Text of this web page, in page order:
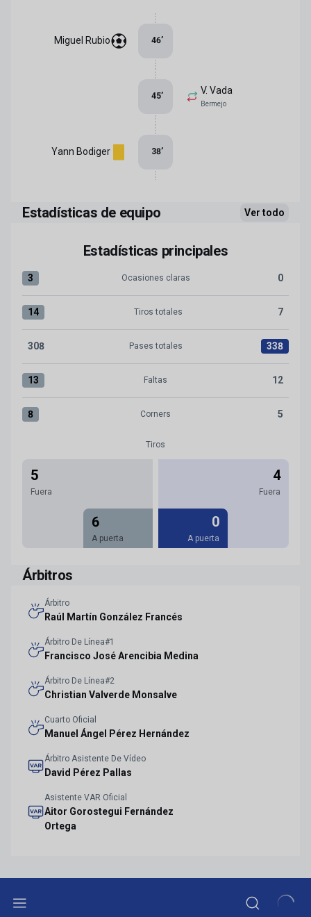
Miguel Rubio 46’
V. Vada
Bermejo
45’
Yann Bodiger 38’
Estadísticas de equipo Ver todo
Estadísticas principales
Ocasiones claras:Granada CF 3 versus Real Zaragoza 0
3 Ocasiones claras 0
Tiros totales:Granada CF 14 versus Real Zaragoza 7
14 Tiros totales 7
Pases totales:Granada CF 308 versus Real Zaragoza 338
308 Pases totales 338
Faltas:Granada CF 13 versus Real Zaragoza 12
13 Faltas 12
Corners:Granada CF 8 versus Real Zaragoza 5
8 Corners 5
Tiros
5
Fuera
6
A puerta
4
Fuera
0
A puerta
Árbitros
Árbitro
Raúl Martín González Francés
Árbitro De Línea#1
Francisco José Arencibia Medina
Árbitro De Línea#2
Christian Valverde Monsalve
Cuarto Oficial
Manuel Ángel Pérez Hernández
Árbitro Asistente De Vídeo
David Pérez Pallas
Asistente VAR Oficial
Aitor Gorostegui Fernández
Ortega